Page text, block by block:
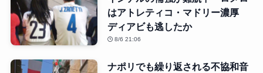
はアトレティコ・マドリー濃厚
ディアビも逃したか
8/6 21:06
ナポリでも繰り返される不協和音